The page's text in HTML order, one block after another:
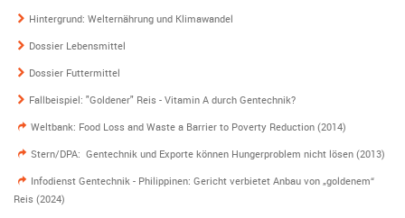
Hintergrund: Welternährung und Klimawandel
Dossier Lebensmittel
Dossier Futtermittel
Fallbeispiel: "Goldener" Reis - Vitamin A durch Gentechnik?
Weltbank: Food Loss and Waste a Barrier to Poverty Reduction (2014)
Stern/DPA: Gentechnik und Exporte können Hungerproblem nicht lösen (2013)
Infodienst Gentechnik - Philippinen: Gericht verbietet Anbau von „goldenem“
Reis (2024)